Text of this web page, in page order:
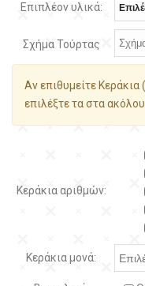
Επιπλέον υλικά:
Σχήμα Τούρτας
Αν επιθυμείτε
επιλέξτε τα στα
Κεράκια αριθμών:
Κεράκια μονά: